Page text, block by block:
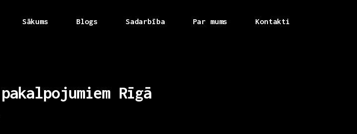
Sākums Blogs Sadarbība Par mums Kontakti
pakalpojumiem Rīgā